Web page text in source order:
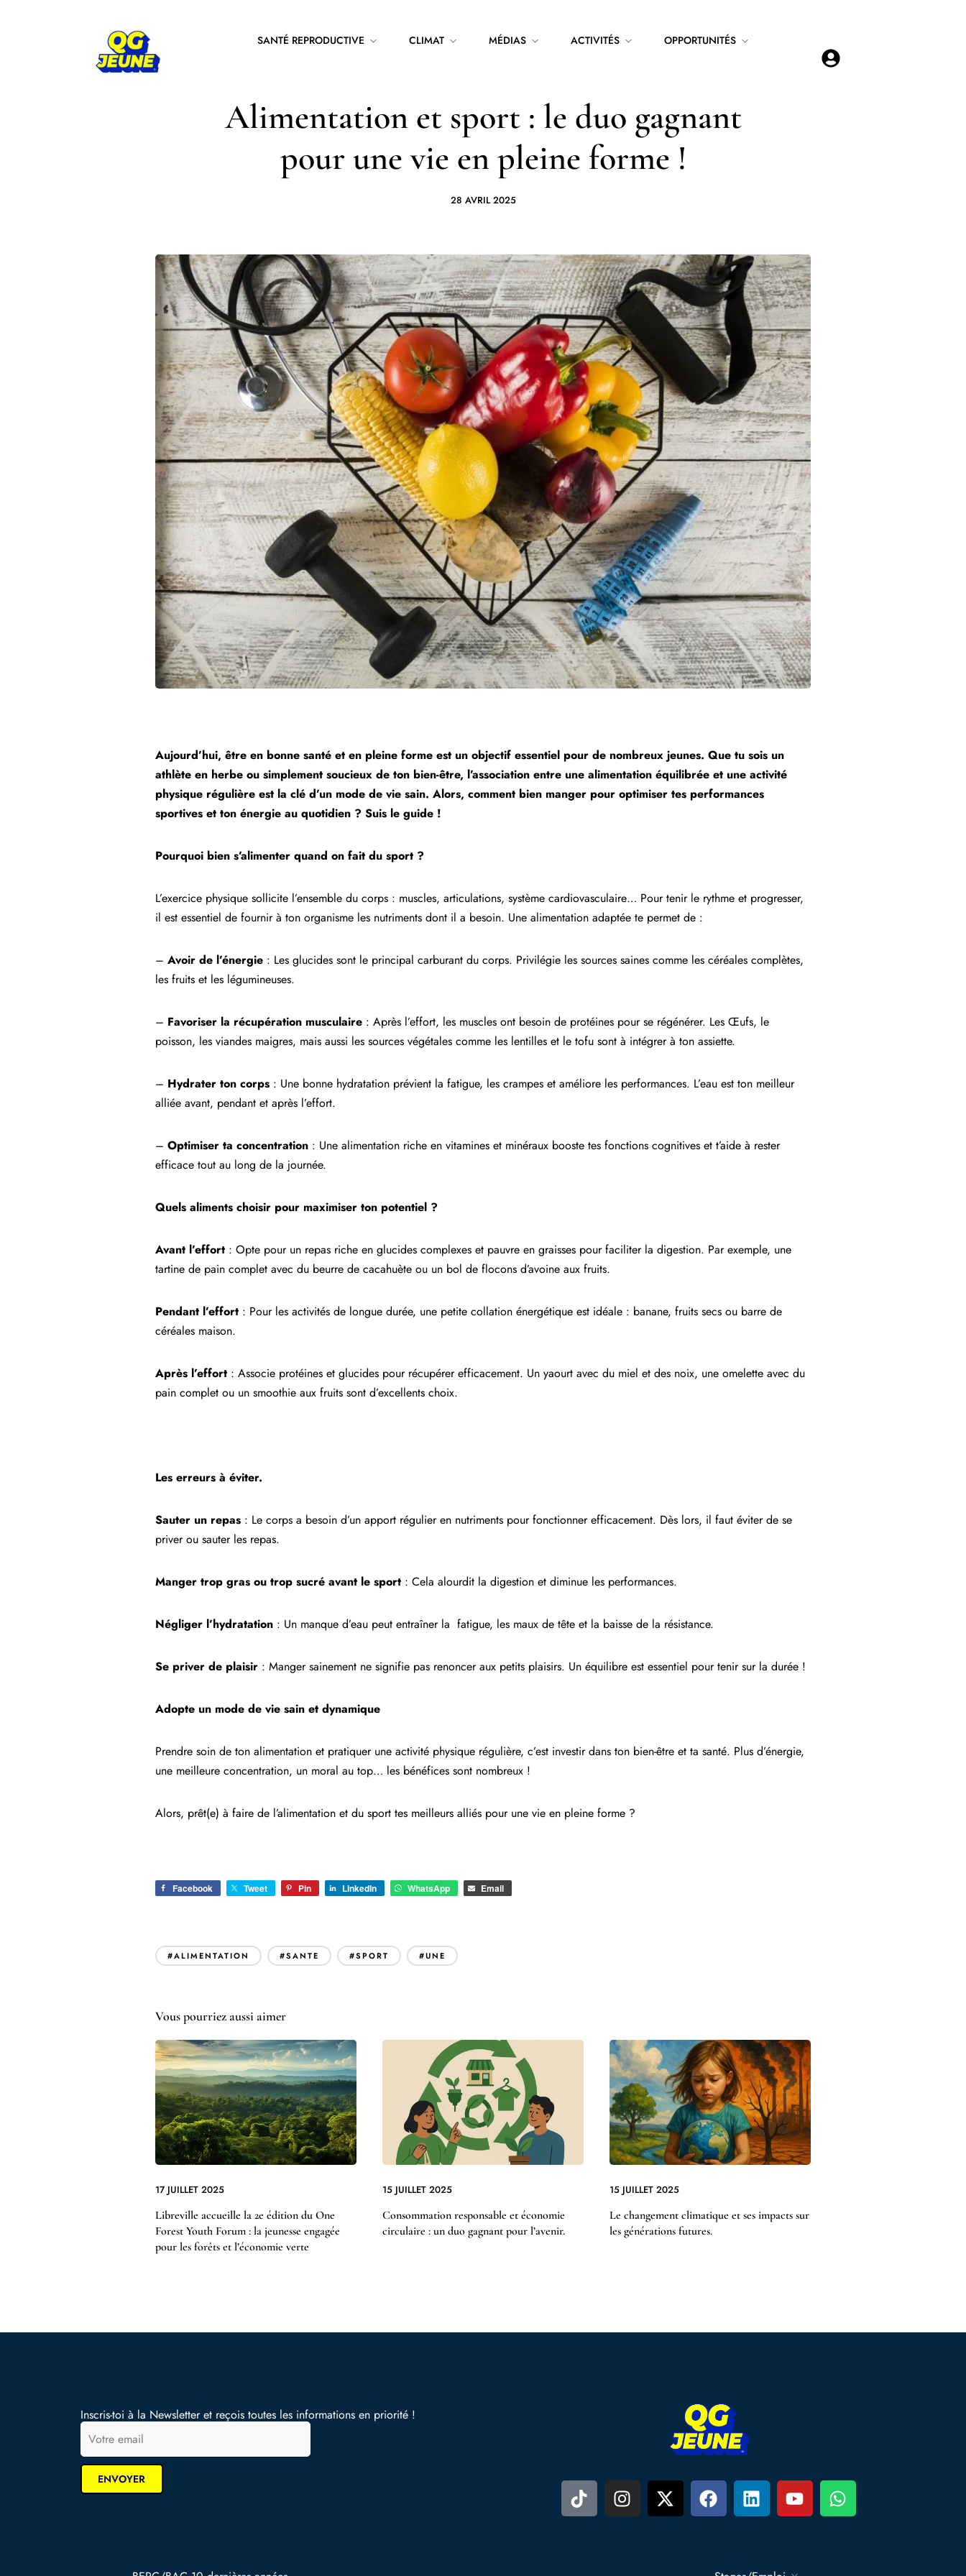
SANTÉ REPRODUCTIVE CLIMAT MÉDIAS ACTIVITÉS OPPORTUNITÉS
Alimentation et sport : le duo gagnant
pour une vie en pleine forme !
28 AVRIL 2025
Aujourd’hui, être en bonne santé et en pleine forme est un objectif essentiel pour de nombreux jeunes. Que tu sois un
athlète en herbe ou simplement soucieux de ton bien-être, l’association entre une alimentation équilibrée et une activité
physique régulière est la clé d’un mode de vie sain. Alors, comment bien manger pour optimiser tes performances
sportives et ton énergie au quotidien ? Suis le guide !
Pourquoi bien s’alimenter quand on fait du sport ?
L’exercice physique sollicite l’ensemble du corps : muscles, articulations, système cardiovasculaire… Pour tenir le rythme et progresser,
il est essentiel de fournir à ton organisme les nutriments dont il a besoin. Une alimentation adaptée te permet de :
– Avoir de l’énergie : Les glucides sont le principal carburant du corps. Privilégie les sources saines comme les céréales complètes,
les fruits et les légumineuses.
– Favoriser la récupération musculaire : Après l’effort, les muscles ont besoin de protéines pour se régénérer. Les Œufs, le
poisson, les viandes maigres, mais aussi les sources végétales comme les lentilles et le tofu sont à intégrer à ton assiette.
– Hydrater ton corps : Une bonne hydratation prévient la fatigue, les crampes et améliore les performances. L’eau est ton meilleur
alliée avant, pendant et après l’effort.
– Optimiser ta concentration : Une alimentation riche en vitamines et minéraux booste tes fonctions cognitives et t’aide à rester
efficace tout au long de la journée.
Quels aliments choisir pour maximiser ton potentiel ?
Avant l’effort : Opte pour un repas riche en glucides complexes et pauvre en graisses pour faciliter la digestion. Par exemple, une
tartine de pain complet avec du beurre de cacahuète ou un bol de flocons d’avoine aux fruits.
Pendant l’effort : Pour les activités de longue durée, une petite collation énergétique est idéale : banane, fruits secs ou barre de
céréales maison.
Après l’effort : Associe protéines et glucides pour récupérer efficacement. Un yaourt avec du miel et des noix, une omelette avec du
pain complet ou un smoothie aux fruits sont d’excellents choix.
Les erreurs à éviter.
Sauter un repas : Le corps a besoin d’un apport régulier en nutriments pour fonctionner efficacement. Dès lors, il faut éviter de se
priver ou sauter les repas.
Manger trop gras ou trop sucré avant le sport : Cela alourdit la digestion et diminue les performances.
Négliger l’hydratation : Un manque d’eau peut entraîner la fatigue, les maux de tête et la baisse de la résistance.
Se priver de plaisir : Manger sainement ne signifie pas renoncer aux petits plaisirs. Un équilibre est essentiel pour tenir sur la durée !
Adopte un mode de vie sain et dynamique
Prendre soin de ton alimentation et pratiquer une activité physique régulière, c’est investir dans ton bien-être et ta santé. Plus d’énergie,
une meilleure concentration, un moral au top… les bénéfices sont nombreux !
Alors, prêt(e) à faire de l’alimentation et du sport tes meilleurs alliés pour une vie en pleine forme ?
Facebook Tweet Pin LinkedIn WhatsApp Email
#ALIMENTATION #SANTE #SPORT #UNE
Vous pourriez aussi aimer
17 JUILLET 2025
Libreville accueille la 2e édition du One
Forest Youth Forum : la jeunesse engagée
pour les forêts et l’économie verte
15 JUILLET 2025
Consommation responsable et économie
circulaire : un duo gagnant pour l’avenir.
15 JUILLET 2025
Le changement climatique et ses impacts sur
les générations futures.
Inscris-toi à la Newsletter et reçois toutes les informations en priorité !